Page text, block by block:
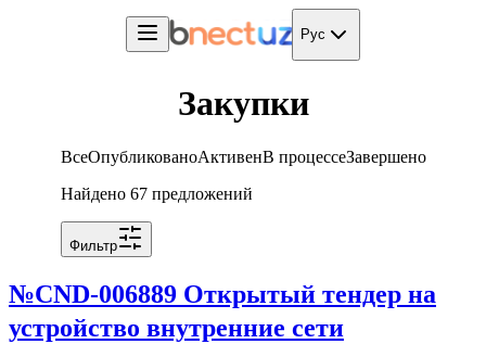
Рус
Закупки
ВсеОпубликованоАктивенВ процессеЗавершено
Найдено 67 предложений
Фильтр
№CND-006889 Открытый тендер на
устройство внутренние сети